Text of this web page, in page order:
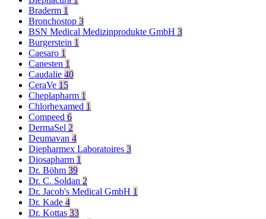
Braderm 1
Bronchostop 3
BSN Medical Medizinprodukte GmbH 3
Burgerstein 1
Caesaro 1
Canesten 1
Caudalie 40
CeraVe 15
Cheplapharm 1
Chlorhexamed 1
Compeed 6
DermaSel 2
Deumavan 4
Diepharmex Laboratoires 3
Diosapharm 1
Dr. Böhm 39
Dr. C. Soldan 2
Dr. Jacob's Medical GmbH 1
Dr. Kade 4
Dr. Kottas 33